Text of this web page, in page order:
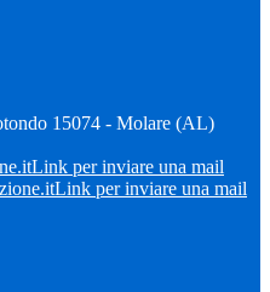
15074 - Molare (AL)
Link per inviare una mail
Link per inviare una mail